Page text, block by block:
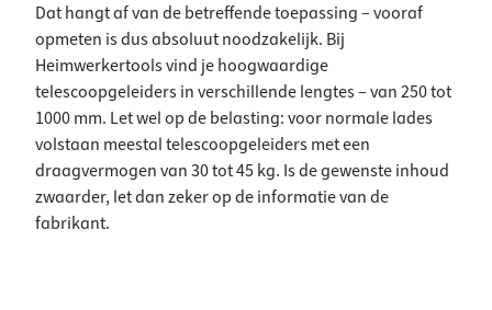
Dat hangt af van de betreffende toepassing – vooraf
opmeten is dus absoluut noodzakelijk. Bij
Heimwerkertools vind je hoogwaardige
telescoopgeleiders in verschillende lengtes – van 250 tot
1000 mm. Let wel op de belasting: voor normale lades
volstaan meestal telescoopgeleiders met een
draagvermogen van 30 tot 45 kg. Is de gewenste inhoud
zwaarder, let dan zeker op de informatie van de
fabrikant.